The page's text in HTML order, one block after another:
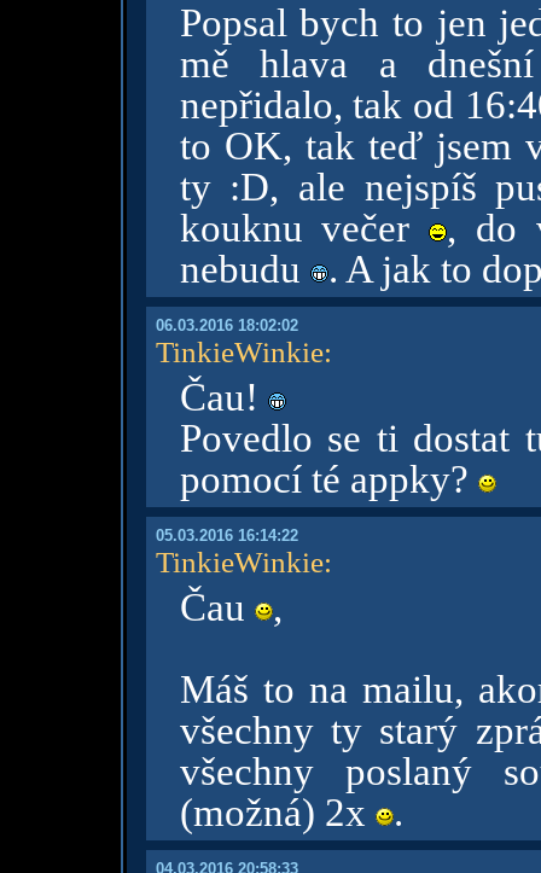
Popsal bych to jen
mě hlava a
nepřidalo, tak od
to OK, tak teď jsem
ty :D, ale nejspíš
kouknu večer , do
nebudu
. A jak to
06.03.2016 18:02:02
TinkieWinkie:
Čau!
Povedlo se ti dostat
pomocí té appky?
05.03.2016 16:14:22
TinkieWinkie:
Čau
,
Máš to na mailu,
všechny ty starý
všechny poslaný
(možná) 2x
.
04.03.2016 20:58:33